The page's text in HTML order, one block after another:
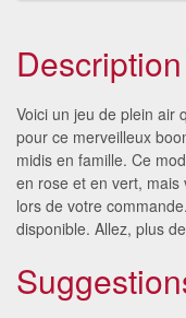
Voici un jeu de plein air
pour ce merveilleux
midis en famille. Ce
en rose et en vert,
lors de votre
disponible. Allez, plus